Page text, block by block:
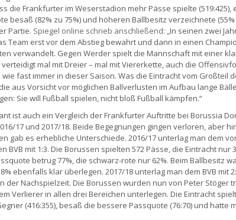
die Frankfurter im Weserstadion mehr Pässe spielte (519:425),
besaß (82% zu 75%) und höheren Ballbesitz verzeichnete (55%
Partie. Spiegel online schrieb anschließend: „In seinen zwei
Team erst vor dem Abstieg bewahrt und dann in einen
verwandelt. Gegen Werder spielt die Mannschaft mit einer
verteidigt mal mit Dreier – mal mit Viererkette, auch die
fast immer in dieser Saison. Was die Eintracht vom Großteil
aus Vorsicht vor möglichen Ballverlusten im Aufbau lange
Sie will Fußball spielen, nicht bloß Fußball kämpfen.“
ist auch ein Vergleich der Frankfurter Auftritte bei Borussia
17 und 2017/18. Beide Begegnungen gingen verloren, aber
gab es erhebliche Unterschiede. 2016/17 unterlag man dem
BVB mit 1:3. Die Borussen spielten 572 Pässe, die Eintracht nur
betrug 77%, die schwarz-rote nur 62%. Beim Ballbesitz
ebenfalls klar überlegen. 2017/18 unterlag man dem BVB mit
der Nachspielzeit. Die Borussen wurden nun von Peter Stöger
Verlierer in allen drei Bereichen unterlegen. Die Eintracht
(416:355), besaß die bessere Passquote (76:70) und hatte